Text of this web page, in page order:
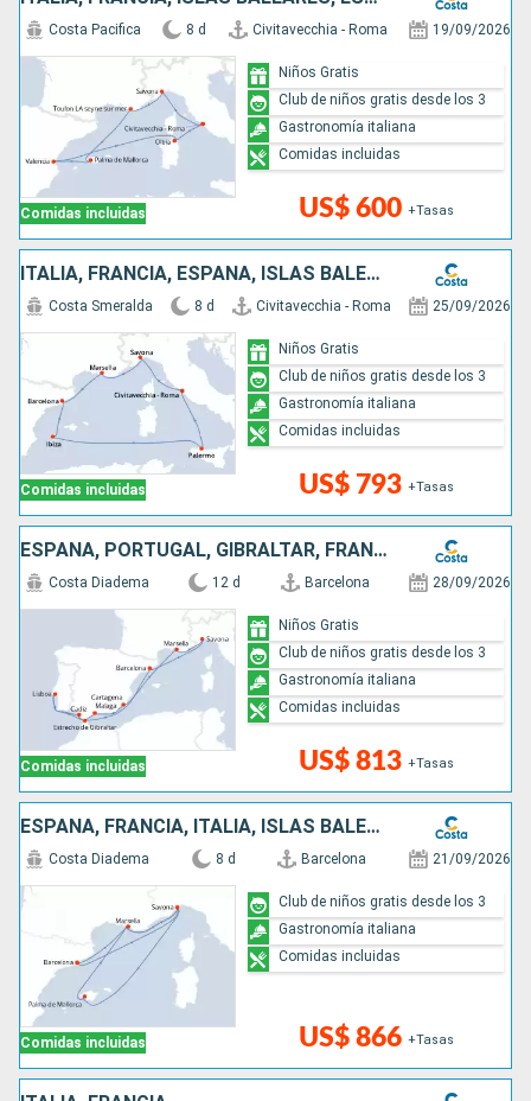
Comidas incluidas
Costa Pacifica 8 d Civitavecchia - Roma 19/09/2026
US$ 600 +Tasas
Niños Gratis
Club de niños gratis desde los 3
Gastronomía italiana
Comidas incluidas
ITALIA, FRANCIA, ESPAÑA, ISLAS BALEARES
Comidas incluidas
Costa Smeralda 8 d Civitavecchia - Roma 25/09/2026
US$ 793 +Tasas
Niños Gratis
Club de niños gratis desde los 3
Gastronomía italiana
Comidas incluidas
ESPAÑA, PORTUGAL, GIBRALTAR, FRANCIA, ITALIA
Comidas incluidas
Costa Diadema 12 d Barcelona 28/09/2026
US$ 813 +Tasas
Niños Gratis
Club de niños gratis desde los 3
Gastronomía italiana
Comidas incluidas
ESPAÑA, FRANCIA, ITALIA, ISLAS BALEARES
Comidas incluidas
Costa Diadema 8 d Barcelona 21/09/2026
US$ 866 +Tasas
Club de niños gratis desde los 3
Gastronomía italiana
Comidas incluidas